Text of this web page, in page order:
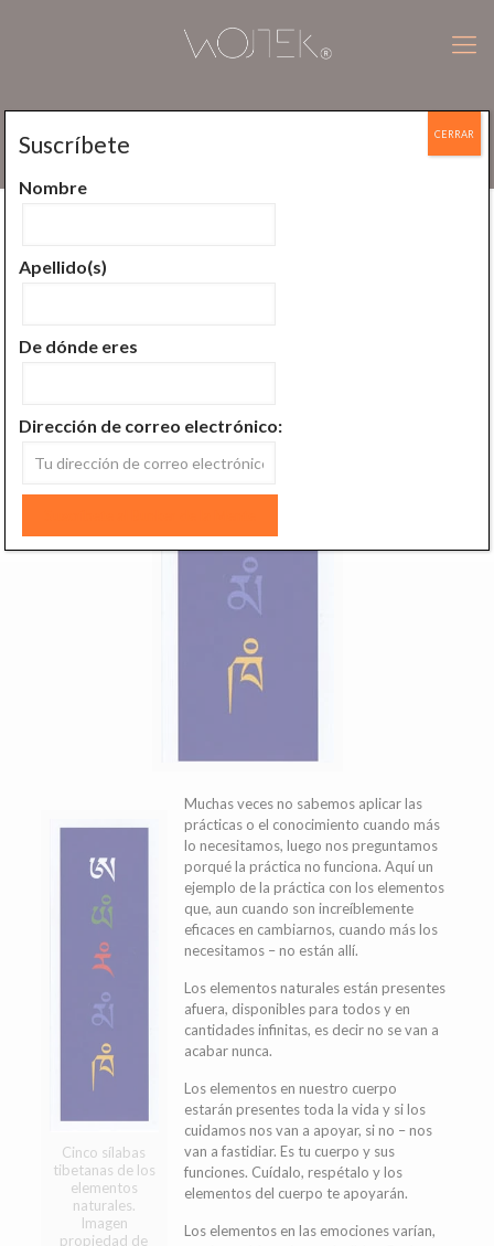
Guía rápida para el uso de los elementos
Cinco sílabas
tibetanas de los
elementos
naturales.
Imagen
propiedad de
Muchas veces no sabemos aplicar las
prácticas o el conocimiento cuando más
lo necesitamos, luego nos preguntamos
porqué la práctica no funciona. Aquí un
ejemplo de la práctica con los elementos
que, aun cuando son increíblemente
eficaces en cambiarnos, cuando más los
necesitamos – no están allí.
Los elementos naturales están presentes
afuera, disponibles para todos y en
cantidades infinitas, es decir no se van a
acabar nunca.
Los elementos en nuestro cuerpo
estarán presentes toda la vida y si los
cuidamos nos van a apoyar, si no – nos
van a fastidiar. Es tu cuerpo y sus
funciones. Cuídalo, respétalo y los
elementos del cuerpo te apoyarán.
Los elementos en las emociones varían,
Suscríbete
Nombre
Apellido(s)
De dónde eres
Dirección de correo electrónico:
CERRAR